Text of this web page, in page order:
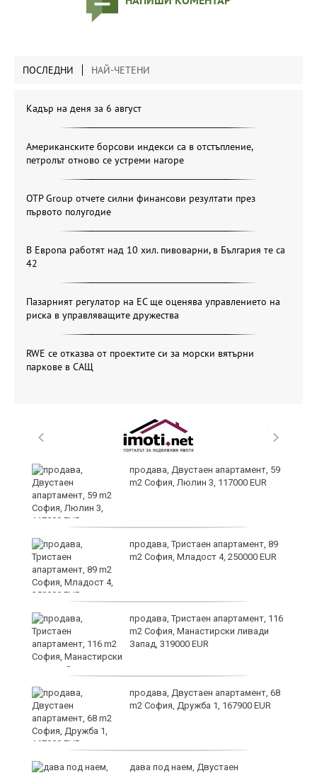
ПОСЛЕДНИ НАЙ-ЧЕТЕНИ
Кадър на деня за 6 август
Американските борсови индекси са в отстъпление,
петролът отново се устреми нагоре
OTP Group отчете силни финансови резултати през
първото полугодие
В Европа работят над 10 хил. пивоварни, в България те са
42
Пазарният регулатор на ЕС ще оценява управлението на
риска в управляващите дружества
RWE се отказва от проектите си за морски вятърни
паркове в САЩ
продава, Двустаен апартамент, 59
m2 София, Люлин 3, 117000 EUR
продава, Тристаен апартамент, 89
m2 София, Младост 4, 250000 EUR
продава, Тристаен апартамент, 116
m2 София, Манастирски ливади
Запад, 319000 EUR
продава, Двустаен апартамент, 68
m2 София, Дружба 1, 167900 EUR
дава под наем, Двустаен